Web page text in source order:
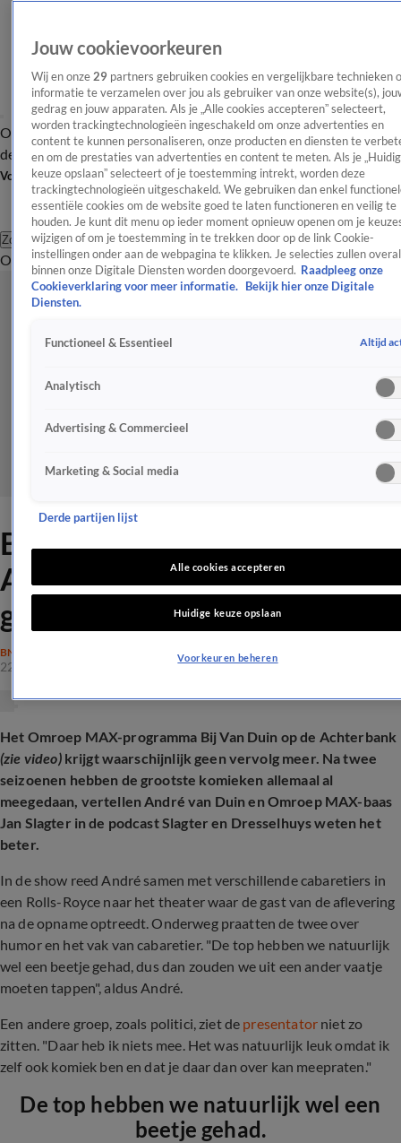
OverzichtAfleveringen Entertainment TV Algemeen
Tip
de redactieNieuwsbrief
Volg Shownieuws
Zoeken
OverzichtEntertainmentSpraakmakendRealityCrimeVideo's
Bij Van Duin op de
Achterbank krijgt mogelijk
geen vervolg
BN'ERS
22 juni 2025, 13:09
Het Omroep MAX-programma Bij Van Duin op de Achterbank
(zie video)krijgt waarschijnlijk geen vervolg meer. Na twee
seizoenen hebben de grootste komieken allemaal al
meegedaan, vertellen André van Duin en Omroep MAX-baas
Jan Slagter in de podcast Slagter en Dresselhuys weten het
beter.
In de show reed André samen met verschillende cabaretiers in
een Rolls-Royce naar het theater waar de gast van de aflevering
na de opname optreedt. Onderweg praatten de twee over
humor en het vak van cabaretier. "De top hebben we natuurlijk
wel een beetje gehad, dus dan zouden we uit een ander vaatje
moeten tappen", aldus André.
Een andere groep, zoals politici, ziet de presentator niet zo
zitten. "Daar heb ik niets mee. Het was natuurlijk leuk omdat ik
zelf ook komiek ben en dat je daar dan over kan meepraten."
De top hebben we natuurlijk wel een
beetje gehad.
Jouw cookievoorkeuren
Wij en onze 29 partners gebruiken cookies en vergelijkbare technieken
informatie te verzamelen over jou als gebruiker van onze website(s),
gedrag en jouw apparaten. Als je „Alle cookies accepteren” selecteert,
worden trackingtechnologieën ingeschakeld om onze advertenties en
content te kunnen personaliseren, onze producten en diensten te
en om de prestaties van advertenties en content te meten. Als je
keuze opslaan” selecteert of je toestemming intrekt, worden deze
trackingtechnologieën uitgeschakeld. We gebruiken dan enkel
essentiële cookies om de website goed te laten functioneren en veilig te
houden. Je kunt dit menu op ieder moment opnieuw openen om je
wijzigen of om je toestemming in te trekken door op de link Cookie-
instellingen onder aan de webpagina te klikken. Je selecties zullen overal
binnen onze Digitale Diensten worden doorgevoerd. Raadpleeg onze
Cookieverklaring voor meer informatie.
Bekijk hier onze Digitale
Diensten.
Functioneel & Essentieel Altijd
Analytisch
Advertising & Commercieel
Marketing & Social media
Derde partijen lijst
Alle cookies accepteren
Huidige keuze opslaan
Voorkeuren beheren